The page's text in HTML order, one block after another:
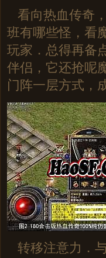
看向热血传奇
班有哪些怪，看
玩家．总得再备
伴侣，它还抢呢
门阵一层方式，
转移注意力．